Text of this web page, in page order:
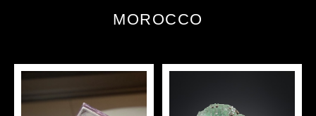
MOROCCO